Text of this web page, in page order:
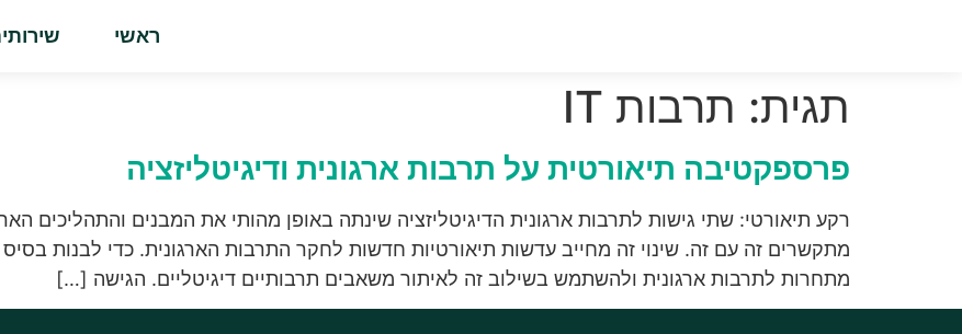
ראשי
תגית: תרבות IT
פרספקטיבה תיאורטית על תרבות ארגונית ודיגיטליזציה
רקע תיאורטי: שתי גישות לתרבות ארגונית הדיגיטליזציה שינתה באופן מהותי את המבנים והתהליכים
מתקשרים זה עם זה. שינוי זה מחייב עדשות תיאורטיות חדשות לחקר התרבות הארגונית. כדי לבנות
מתחרות לתרבות ארגונית ולהשתמש בשילוב זה לאיתור משאבים תרבותיים דיגיטליים. הגישה […]